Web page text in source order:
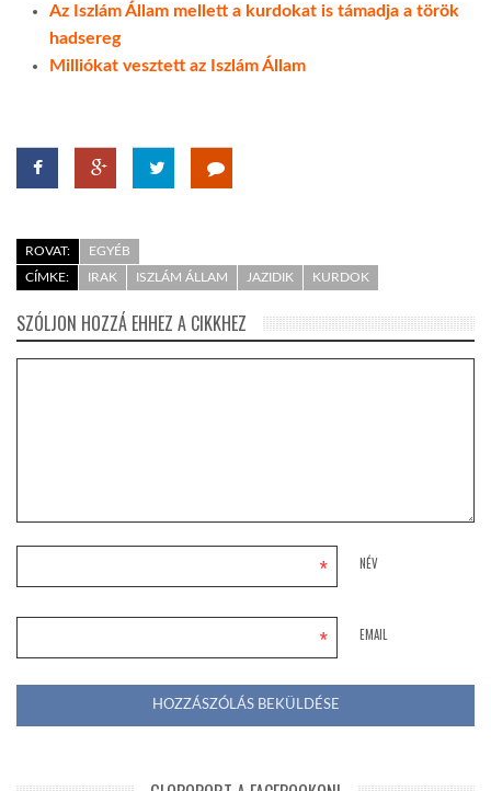
Az Iszlám Állam mellett a kurdokat is támadja a török
hadsereg
Milliókat vesztett az Iszlám Állam
ROVAT:
EGYÉB
CÍMKE:
IRAK ISZLÁM ÁLLAM JAZIDIK KURDOK
SZÓLJON HOZZÁ EHHEZ A CIKKHEZ
NÉV
*
EMAIL
*